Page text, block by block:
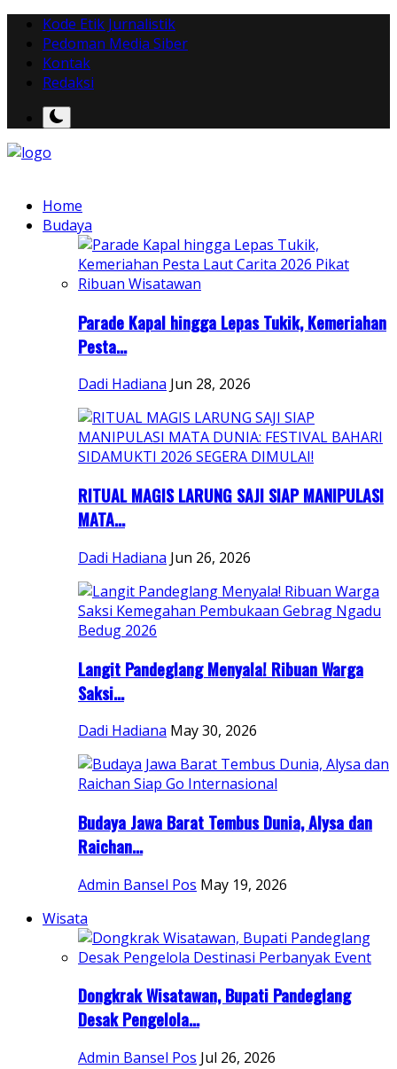
Kode Etik Jurnalistik
Pedoman Media Siber
Kontak
Redaksi
Home
Budaya
Parade Kapal hingga Lepas Tukik, Kemeriahan
Pesta...
Dadi Hadiana Jun 28, 2026
RITUAL MAGIS LARUNG SAJI SIAP MANIPULASI
MATA...
Dadi Hadiana Jun 26, 2026
Langit Pandeglang Menyala! Ribuan Warga
Saksi...
Dadi Hadiana May 30, 2026
Budaya Jawa Barat Tembus Dunia, Alysa dan
Raichan...
Admin Bansel Pos May 19, 2026
Wisata
Dongkrak Wisatawan, Bupati Pandeglang
Desak Pengelola...
Admin Bansel Pos Jul 26, 2026